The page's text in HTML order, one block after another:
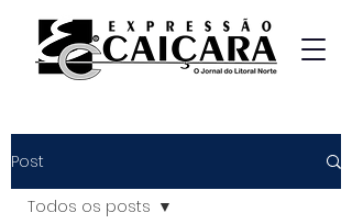
Post
Todos os posts